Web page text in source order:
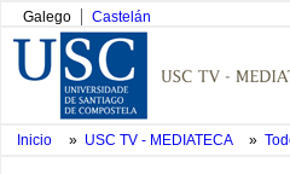
Galego Castelán
Inicio » USC TV - MEDIATECA »